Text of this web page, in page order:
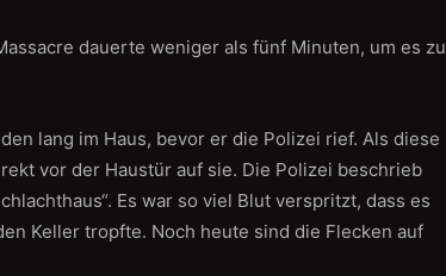
dauerte weniger als fünf Minuten, um es zu
lang im Haus, bevor er die Polizei rief. Als diese
vor der Haustür auf sie. Die Polizei beschrieb
Es war so viel Blut verspritzt, dass es
Keller tropfte. Noch heute sind die Flecken auf